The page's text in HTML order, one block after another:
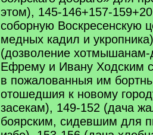
этом), 145-146+157-
соборную Воскресенскую
медных кадил и
(дозволение хотмышанам-
Ефрему и Ивану Ходским
в пожалованныя им
отошедшия к новому
засекам), 149-152 (дача
боярским, сидевшим для